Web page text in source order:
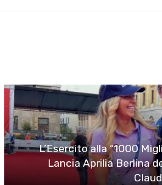
L’Esercito alla “1000
Lancia Aprilia Berlina